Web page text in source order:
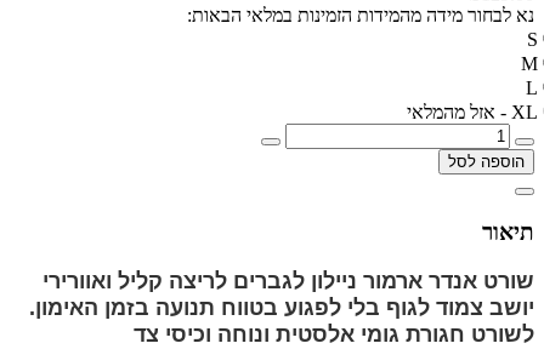
נא לבחור מידה מהמידות הזמינות במלאי הבאות:
S
M
L
XL - אזל מהמלאי
הוספה לסל
תיאור
שורט אנדר ארמור ניילון לגברים לריצה קליל ואוורירי
יושב צמוד לגוף בלי לפגוע בטווח תנועה בזמן האימון.
לשורט חגורת גומי אלסטית ונוחה וכיסי צד